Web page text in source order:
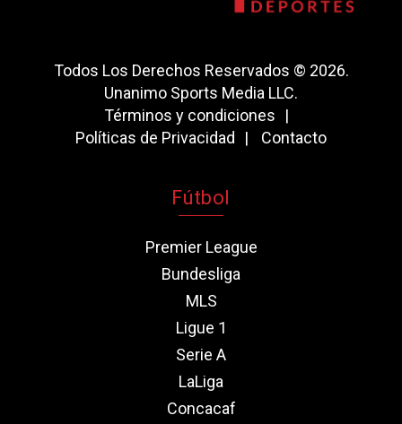
Todos Los Derechos Reservados © 2026.
Unanimo Sports Media LLC.
Términos y condiciones
Políticas de Privacidad
Contacto
Fútbol
Premier League
Bundesliga
MLS
Ligue 1
Serie A
LaLiga
Concacaf